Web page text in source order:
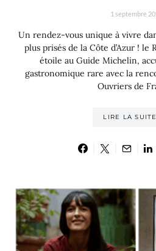
1 septembre
Un rendez-vous unique à vivre
plus prisés de la Côte d’Azur ! le
étoile au Guide Michelin,
gastronomique rare avec la
Ouvriers de
LIRE LA SUITE